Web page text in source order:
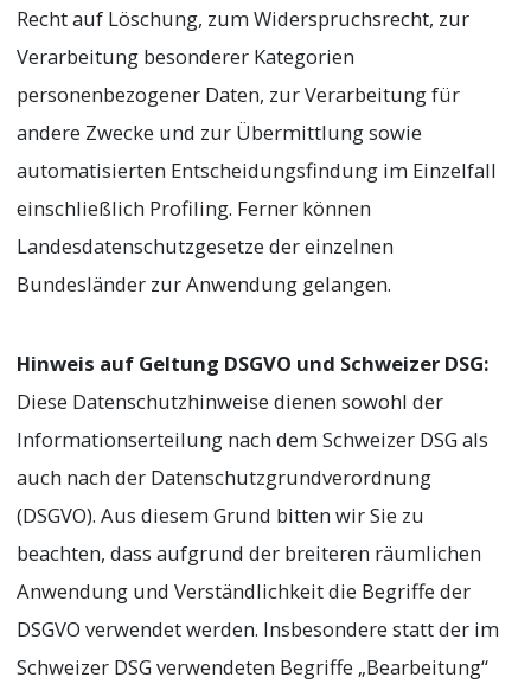
Recht auf Löschung, zum Widerspruchsrecht, zur
Verarbeitung besonderer Kategorien
personenbezogener Daten, zur Verarbeitung für
andere Zwecke und zur Übermittlung sowie
automatisierten Entscheidungsfindung im Einzelfall
einschließlich Profiling. Ferner können
Landesdatenschutzgesetze der einzelnen
Bundesländer zur Anwendung gelangen.
Hinweis auf Geltung DSGVO und Schweizer DSG:
Diese Datenschutzhinweise dienen sowohl der
Informationserteilung nach dem Schweizer DSG als
auch nach der Datenschutzgrundverordnung
(DSGVO). Aus diesem Grund bitten wir Sie zu
beachten, dass aufgrund der breiteren räumlichen
Anwendung und Verständlichkeit die Begriffe der
DSGVO verwendet werden. Insbesondere statt der im
Schweizer DSG verwendeten Begriffe „Bearbeitung“